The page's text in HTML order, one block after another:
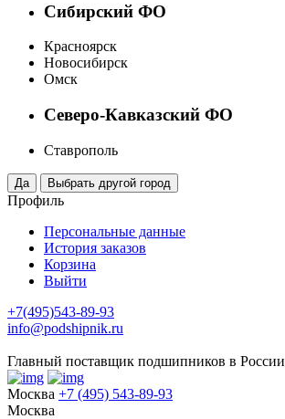
Сибирский ФО
Красноярск
Новосибирск
Омск
Северо-Кавказский ФО
Ставрополь
Профиль
Персональные данные
История заказов
Корзина
Выйти
+7(495)543-89-93
info@podshipnik.ru
Главный поставщик подшипников в России
Москва +7 (495) 543-89-93
Москва